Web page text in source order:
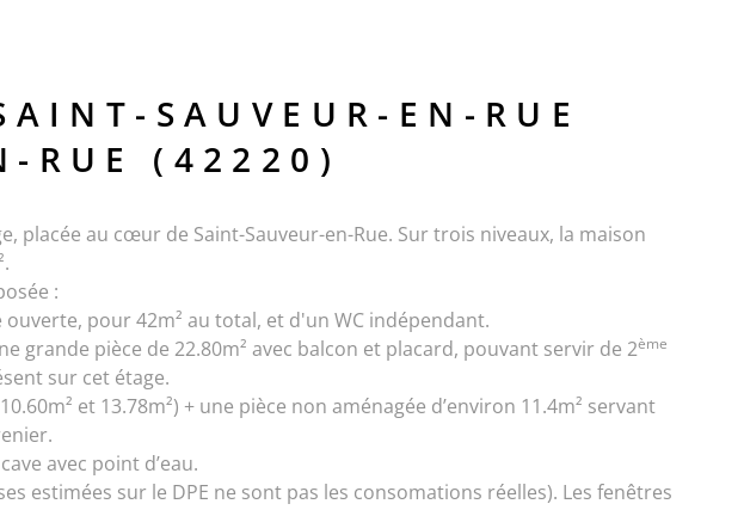
SAUVEUR-EN-RUE
RUE (42220)
placée au cœur de Saint-Sauveur-en-Rue. Sur trois niveaux, la maison
:
pour 42m² au total, et d'un WC indépendant.
grande pièce de 22.80m² avec balcon et placard, pouvant servir de 2ème
sur cet étage.
et 13.78m²) + une pièce non aménagée d’environ 11.4m² servant
avec point d’eau.
estimées sur le DPE ne sont pas les consomations réelles). Les fenêtres